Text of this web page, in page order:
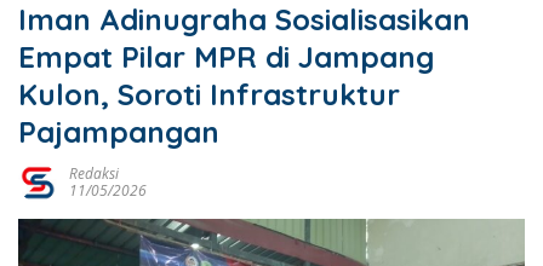
Iman Adinugraha Sosialisasikan
Empat Pilar MPR di Jampang
Kulon, Soroti Infrastruktur
Pajampangan
Redaksi
11/05/2026